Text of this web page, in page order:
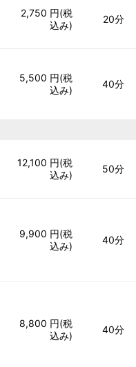
2,750 円(税
込み)
20分
5,500 円(税
込み)
40分
12,100 円(税
込み)
50分
9,900 円(税
込み)
40分
8,800 円(税
込み)
40分